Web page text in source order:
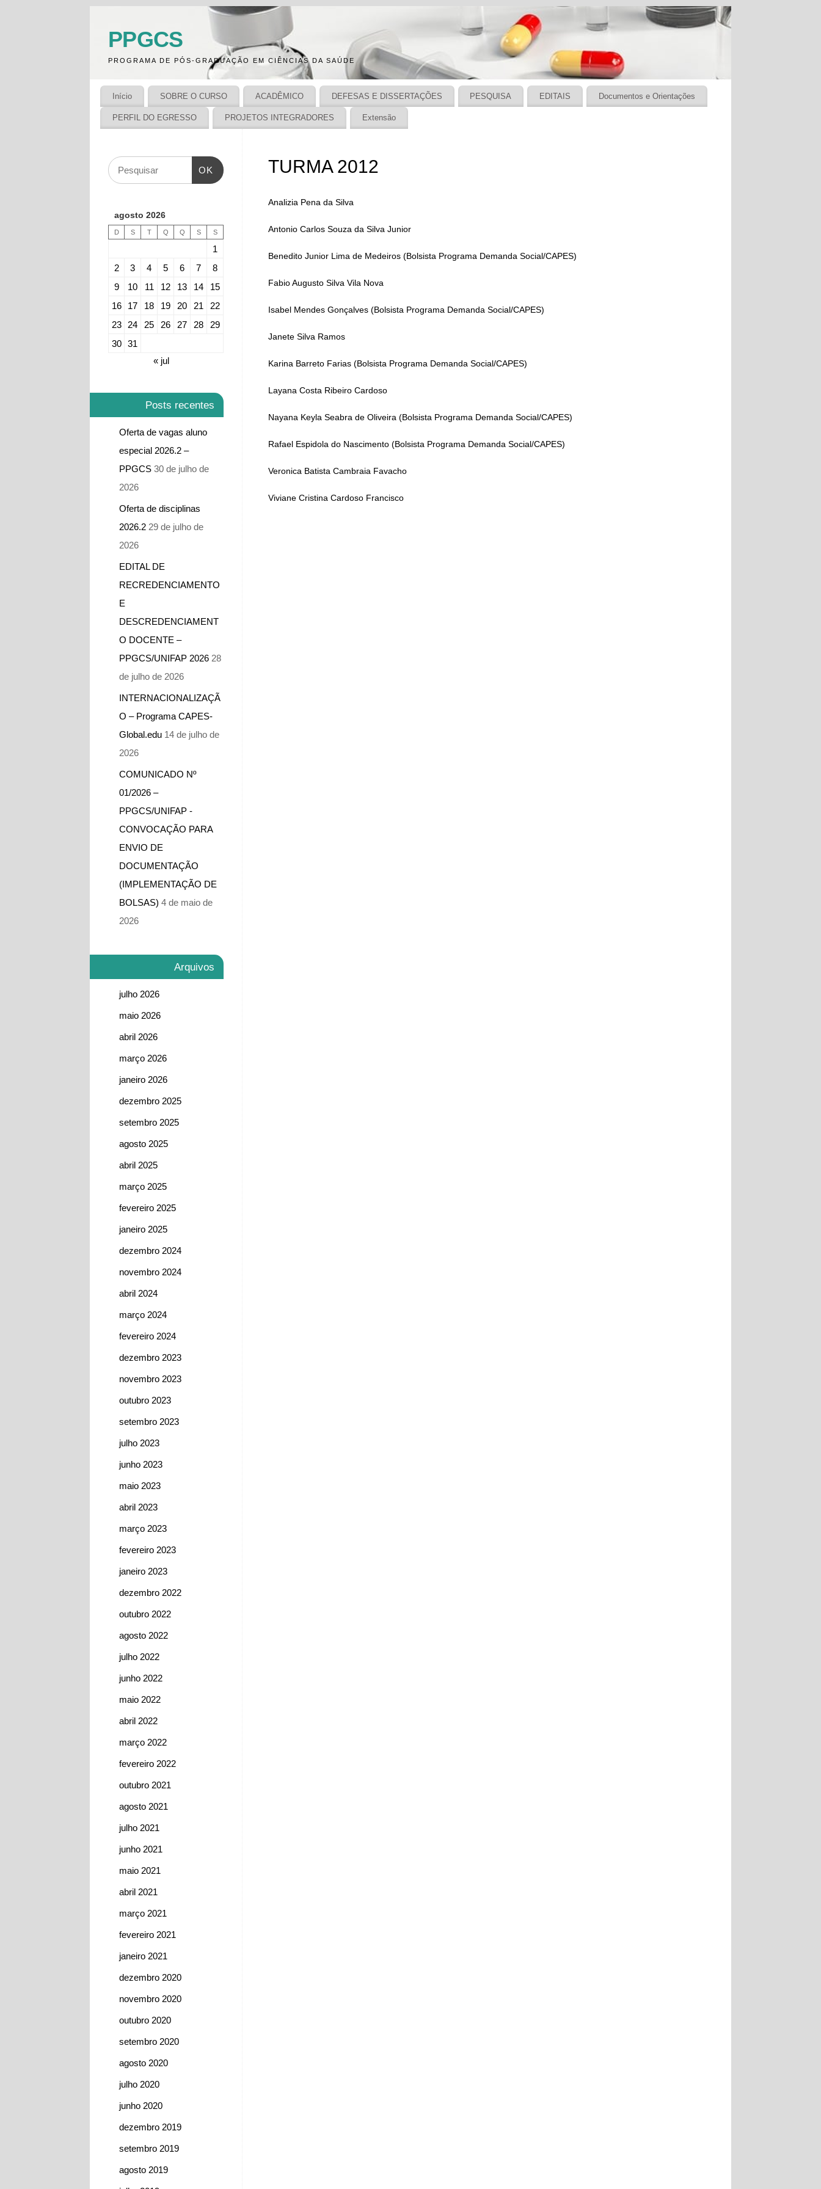
PPGCS
PROGRAMA DE PÓS-GRADUAÇÃO EM CIÊNCIAS DA SAÚDE
Início SOBRE O CURSO ACADÊMICO DEFESAS E DISSERTAÇÕES PESQUISA EDITAIS Documentos e Orientações
PERFIL DO EGRESSO PROJETOS INTEGRADORES Extensão
TURMA 2012
Analizia Pena da Silva
Antonio Carlos Souza da Silva Junior
Benedito Junior Lima de Medeiros (Bolsista Programa Demanda Social/CAPES)
Fabio Augusto Silva Vila Nova
Isabel Mendes Gonçalves (Bolsista Programa Demanda Social/CAPES)
Janete Silva Ramos
Karina Barreto Farias (Bolsista Programa Demanda Social/CAPES)
Layana Costa Ribeiro Cardoso
Nayana Keyla Seabra de Oliveira (Bolsista Programa Demanda Social/CAPES)
Rafael Espidola do Nascimento (Bolsista Programa Demanda Social/CAPES)
Veronica Batista Cambraia Favacho
Viviane Cristina Cardoso Francisco
OK
agosto 2026
D S T Q Q S S
1
2
3 4 5 6 7
8
9
10 11 12 13 14
15
16
17 18 19 20 21
22
23
24 25 26 27 28
29
30
31
« jul
Posts recentes
Oferta de vagas aluno
especial 2026.2 –
PPGCS 30 de julho de
2026
Oferta de disciplinas
2026.2 29 de julho de
2026
EDITAL DE
RECREDENCIAMENTO
E
DESCREDENCIAMENT
O DOCENTE –
PPGCS/UNIFAP 2026 28
de julho de 2026
INTERNACIONALIZAÇÃ
O – Programa CAPES-
Global.edu 14 de julho de
2026
COMUNICADO Nº
01/2026 –
PPGCS/UNIFAP -​
CONVOCAÇÃO PARA
ENVIO DE
DOCUMENTAÇÃO
(IMPLEMENTAÇÃO DE
BOLSAS) 4 de maio de
2026
Arquivos
julho 2026
maio 2026
abril 2026
março 2026
janeiro 2026
dezembro 2025
setembro 2025
agosto 2025
abril 2025
março 2025
fevereiro 2025
janeiro 2025
dezembro 2024
novembro 2024
abril 2024
março 2024
fevereiro 2024
dezembro 2023
novembro 2023
outubro 2023
setembro 2023
julho 2023
junho 2023
maio 2023
abril 2023
março 2023
fevereiro 2023
janeiro 2023
dezembro 2022
outubro 2022
agosto 2022
julho 2022
junho 2022
maio 2022
abril 2022
março 2022
fevereiro 2022
outubro 2021
agosto 2021
julho 2021
junho 2021
maio 2021
abril 2021
março 2021
fevereiro 2021
janeiro 2021
dezembro 2020
novembro 2020
outubro 2020
setembro 2020
agosto 2020
julho 2020
junho 2020
dezembro 2019
setembro 2019
agosto 2019